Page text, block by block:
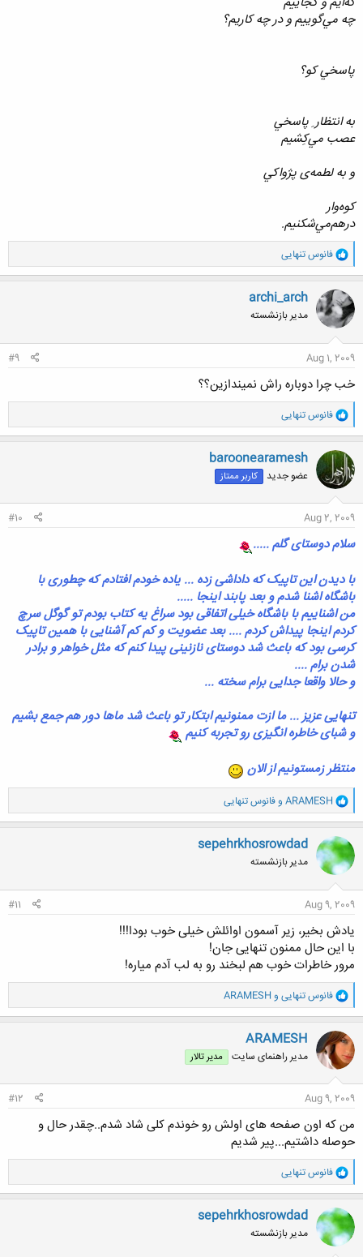
چه مي‌گوييم و در چه کاريم؟
پاسخي کو؟
به انتظار ِ پاسخي
عصب مي‌کِشيم
و به لطمه‌ی پژواکي
کوه‌وار
درهم‌مي‌شکنيم.
و
ا
ک
ن
ش
ه
ا
فانوس تنهایی
archi_arch
مدیر بازنشسته
Aug 1, 2009
#9
خب چرا دوباره راش نمیندازین؟؟
و
ا
ک
ن
ش
ه
ا
فانوس تنهایی
baroonearamesh
عضو جدید کاربر ممتاز
Aug 2, 2009
#10
سلام دوستای گلم .....
با دیدن این تاپیک که داداشی زده ... یاده خودم افتادم که چطوری با
باشگاه اشنا شدم و بعد پابند اینجا .....
من اشناییم با باشگاه خیلی اتفاقی بود سراغ یه کتاب بودم تو گوگل سرچ
کردم اینجا پیداش کردم .... بعد عضویت و کم کم آشنایی با همین تاپیک
کرسی بود که باعث شد دوستای نازنینی پیدا کنم که مثل خواهر و برادر
شدن برام ....
و حالا واقعا جدایی برام سخته ...
تنهایی عزیز ... ما ازت ممنونیم ابتکار تو باعث شد ماها دور هم جمع بشیم
و شبای خاطره انگیزی رو تجربه کنیم
منتظر زمستونیم از الان
و
ا
ک
ن
ش
ه
ا
ARAMESH وفانوس تنهایی
sepehrkhosrowdad
مدیر بازنشسته
Aug 9, 2009
#11
یادش بخیر، زیر آسمون اوائلش خیلی خوب بودا!!!
با این حال ممنون تنهایی جان!
مرور خاطرات خوب هم لبخند رو به لب آدم میاره!
و
ا
ک
ن
ش
ه
ا
فانوس تنهایی و ARAMESH
ARAMESH
مدیر راهنمای سایت مدیر تالار
Aug 9, 2009
#12
من که اون صفحه های اولش رو خوندم کلی شاد شدم..چقدر حال و
حوصله داشتیم...پیر شدیم
و
ا
ک
ن
ش
ه
ا
فانوس تنهایی
sepehrkhosrowdad
مدیر بازنشسته